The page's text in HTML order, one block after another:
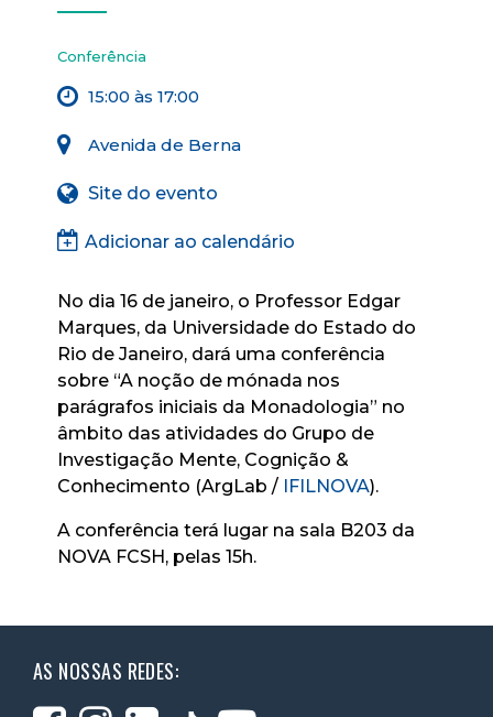
Conferência
15:00 às 17:00
Avenida de Berna
Site do evento
Adicionar ao calendário
No dia 16 de janeiro, o Professor Edgar
Marques, da Universidade do Estado do
Rio de Janeiro, dará uma conferência
sobre “A noção de mónada nos
parágrafos iniciais da Monadologia” no
âmbito das atividades do Grupo de
Investigação Mente, Cognição &
Conhecimento (ArgLab / IFILNOVA).
A conferência terá lugar na sala B203 da
NOVA FCSH, pelas 15h.
AS NOSSAS REDES: